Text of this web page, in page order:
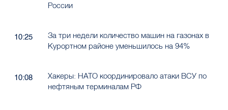
Хакеры: НАТО координировало атаки ВСУ по
Более 30 рейсов задержали в петербургском